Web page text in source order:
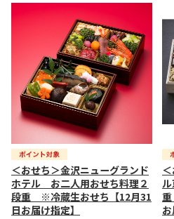
＜おせち＞金沢ニューグランド
ホテル お二人用おせち料理２
段重 ※冷蔵生おせち【12月31
日お届け指定】
お